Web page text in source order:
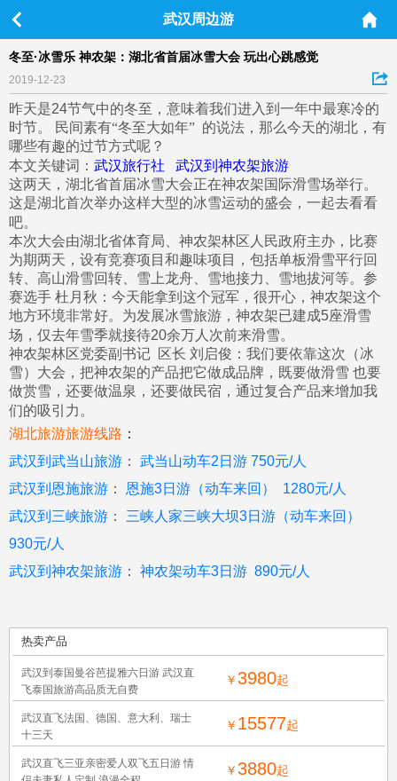
武汉周边游
冬至·冰雪乐 神农架：湖北省首届冰雪大会 玩出心跳感觉
2019-12-23
昨天是24节气中的冬至，意味着我们进入到一年中最寒冷的
时节。
民间素有“冬至大如年” 的说法，那么今天的湖北，有
哪些有趣的过节方式呢？
本文关键词： 武汉旅行社
武汉到神农架旅游
这两天，湖北省首届冰雪大会正在神农架国际滑雪场举行。
这是湖北首次举办这样大型的冰雪运动的盛会，一起去看看
吧。
本次大会由湖北省体育局、神农架林区人民政府主办，比赛
为期两天，设有竞赛项目和趣味项目，包括单板滑雪平行回
转、高山滑雪回转、雪上龙舟、雪地接力、雪地拔河等。参
赛选手 杜月秋：今天能拿到这个冠军，很开心，神农架这个
地方环境非常好。为发展冰雪旅游，神农架已建成5座滑雪
场，仅去年雪季就接待20余万人次前来滑雪。
神农架林区党委副书记 区长 刘启俊：我们要依靠这次（冰
雪）大会，把神农架的产品把它做成品牌，既要做滑雪 也要
做赏雪，还要做温泉，还要做民宿，通过复合产品来增加我
们的吸引力。
湖北旅游旅游线路 ：
武汉到武当山旅游 ： 武当山动车2 日游 750元/人
武汉到恩施旅游 ： 恩施3日游（动车来回） 1280元/人
武汉到三峡旅游 ： 三峡人家三峡大坝3日游（动车来回）
930元/人
武汉到神农架旅游 ： 神农架动车3日游 890元/人
热卖产品
武汉到泰国曼谷芭提雅六日游 武汉直
飞泰国旅游高品质无自费
￥3980起
武汉直飞法国、德国、意大利、瑞士
十三天
￥ 15577起
武汉直飞三亚亲密爱人双飞五日游 情
￥3880起